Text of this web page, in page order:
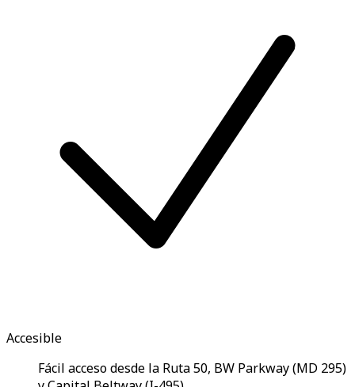
Accesible
Fácil acceso desde la Ruta 50, BW Parkway (MD 295)